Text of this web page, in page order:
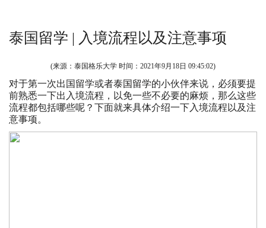
泰国留学 | 入境流程以及注意事项
(来源：泰国格乐大学 时间： 2021年9月18日 09:45:02)
对于第一次出国留学或者泰国留学的小伙伴来说，必须要提
前熟悉一下出入境流程，以免一些不必要的麻烦，那么这些
流程都包括哪些呢？下面就来具体介绍一下入境流程以及注
意事项。